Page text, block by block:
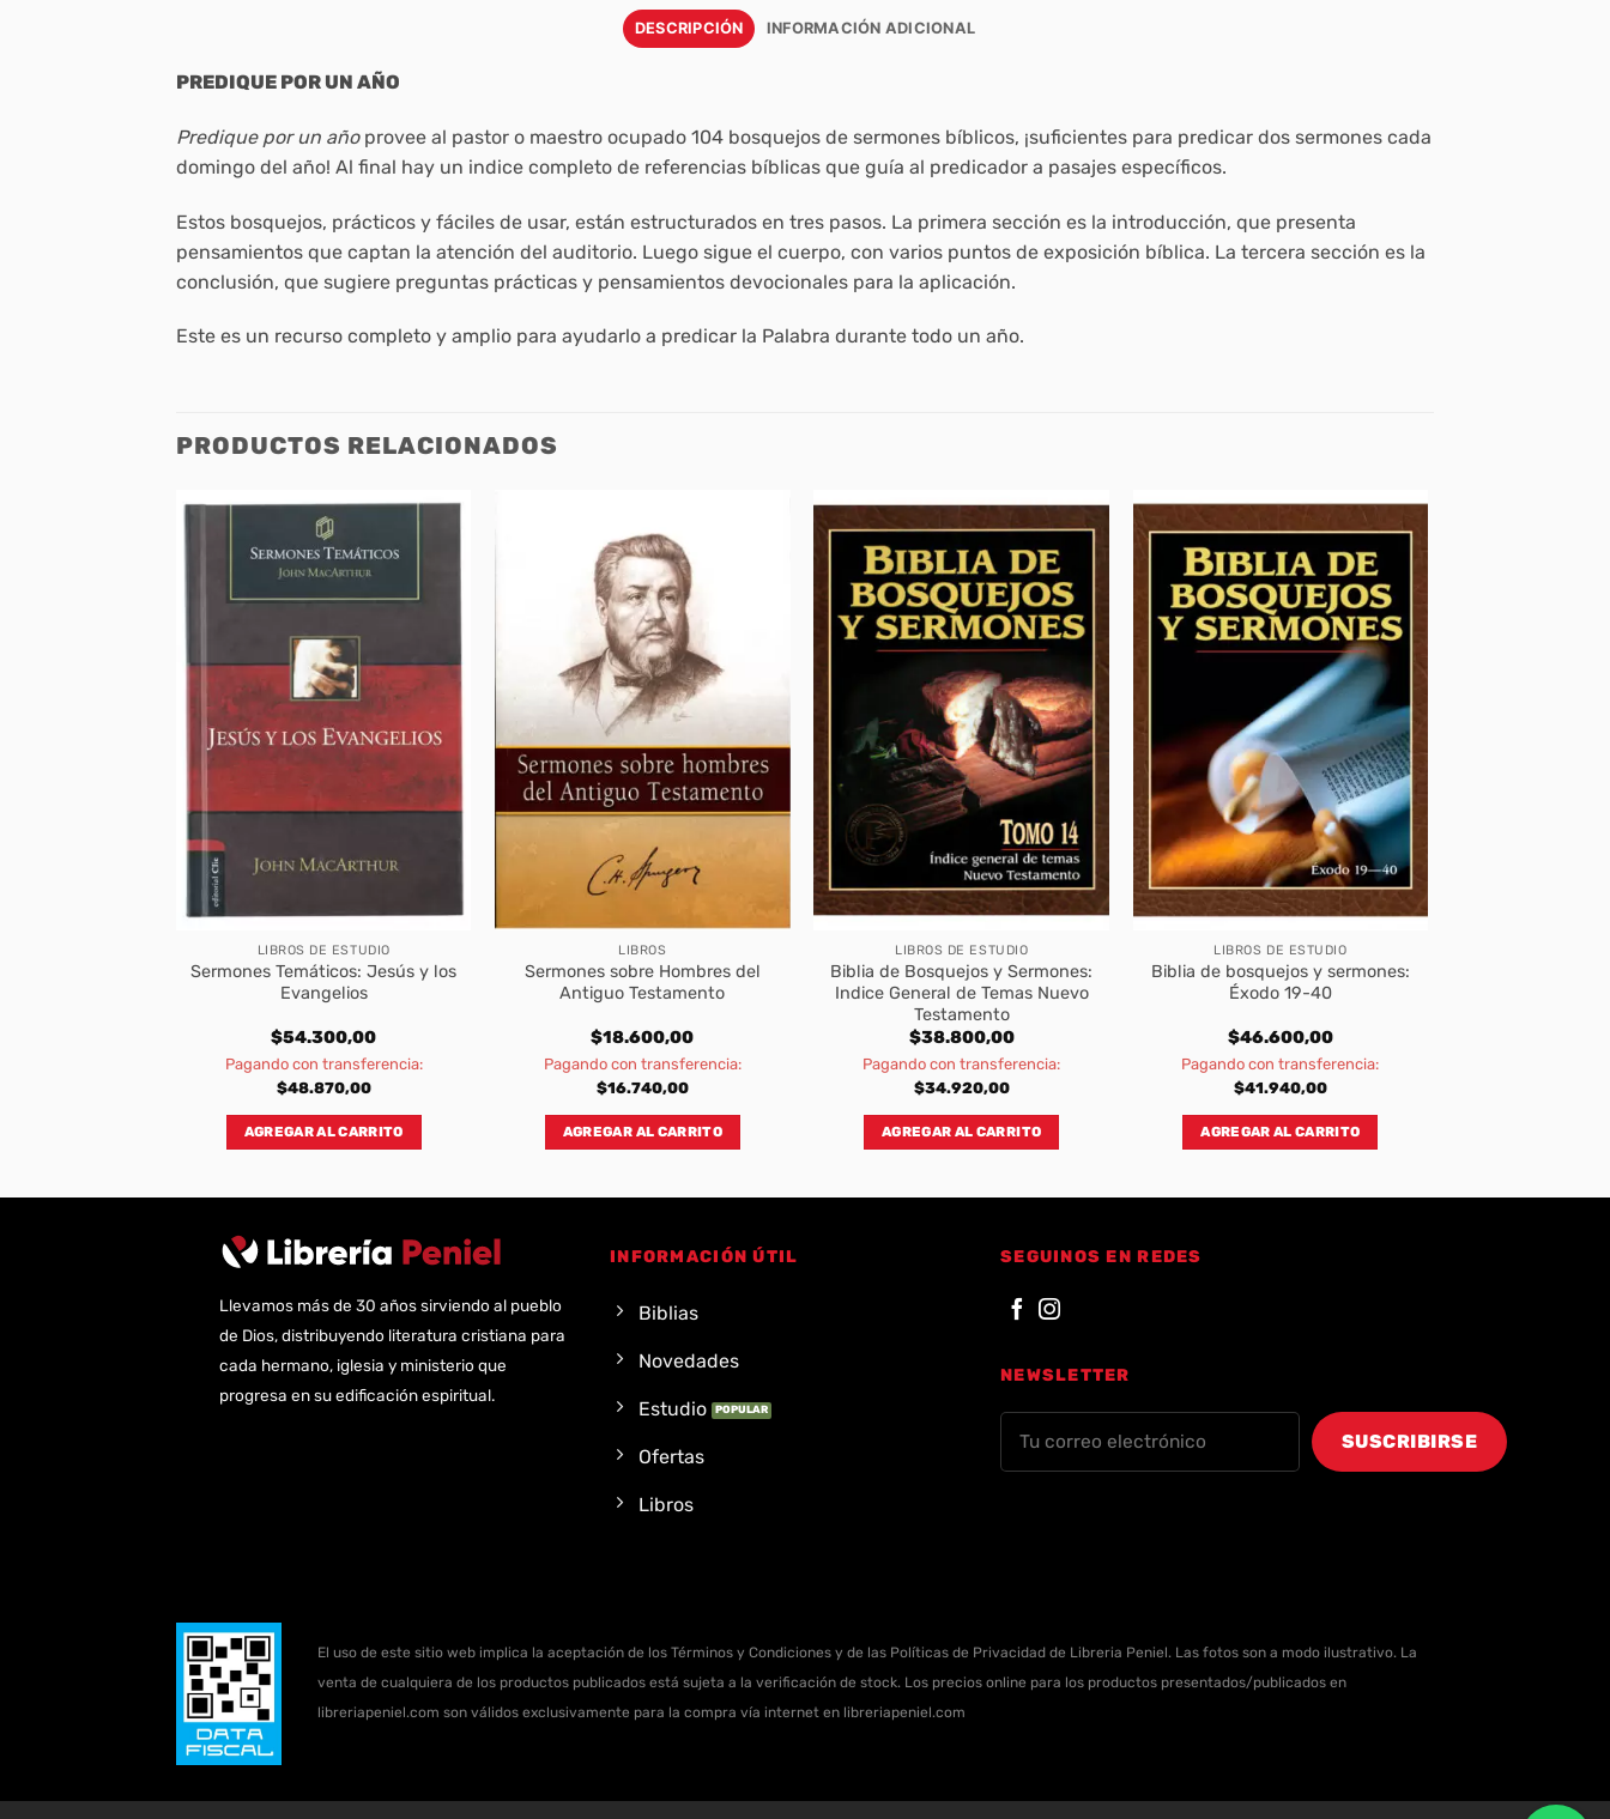
DESCRIPCIÓN INFORMACIÓN ADICIONAL
PREDIQUE POR UN AÑO
Predique por un añoprovee al pastor o maestro ocupado 104 bosquejos de sermones bíblicos, ¡suficientes para predicar dos sermones cada
domingo del año! Al final hay un indice completo de referencias bíblicas que guía al predicador a pasajes específicos.
Estos bosquejos, prácticos y fáciles de usar, están estructurados en tres pasos. La primera sección es la introducción, que presenta
pensamientos que captan la atención del auditorio. Luego sigue el cuerpo, con varios puntos de exposición bíblica. La tercera sección es la
conclusión, que sugiere preguntas prácticas y pensamientos devocionales para la aplicación.
Este es un recurso completo y amplio para ayudarlo a predicar la Palabra durante todo un año.
PRODUCTOS RELACIONADOS
LIBROS DE ESTUDIO
Sermones Temáticos: Jesús y los
Evangelios
$54.300,00
Pagando con transferencia:
$48.870,00
AGREGAR AL CARRITO
LIBROS
Sermones sobre Hombres del
Antiguo Testamento
$18.600,00
Pagando con transferencia:
$16.740,00
AGREGAR AL CARRITO
LIBROS DE ESTUDIO
Biblia de Bosquejos y Sermones:
Indice General de Temas Nuevo
Testamento
$38.800,00
Pagando con transferencia:
$34.920,00
AGREGAR AL CARRITO
LIBROS DE ESTUDIO
Biblia de bosquejos y sermones:
Éxodo 19-40
$46.600,00
Pagando con transferencia:
$41.940,00
AGREGAR AL CARRITO
Llevamos más de 30 años sirviendo al pueblo
de Dios, distribuyendo literatura cristiana para
cada hermano, iglesia y ministerio que
progresa en su edificación espiritual.
INFORMACIÓN ÚTIL
Biblias
Novedades
Estudio
Ofertas
Libros
SEGUINOS EN REDES
NEWSLETTER
El uso de este sitio web implica la aceptación de los Términos y Condiciones y de las Políticas de Privacidad de Libreria Peniel. Las fotos son a modo ilustrativo. La
venta de cualquiera de los productos publicados está sujeta a la verificación de stock. Los precios online para los productos presentados/publicados en
libreriapeniel.com son válidos exclusivamente para la compra vía internet en libreriapeniel.com